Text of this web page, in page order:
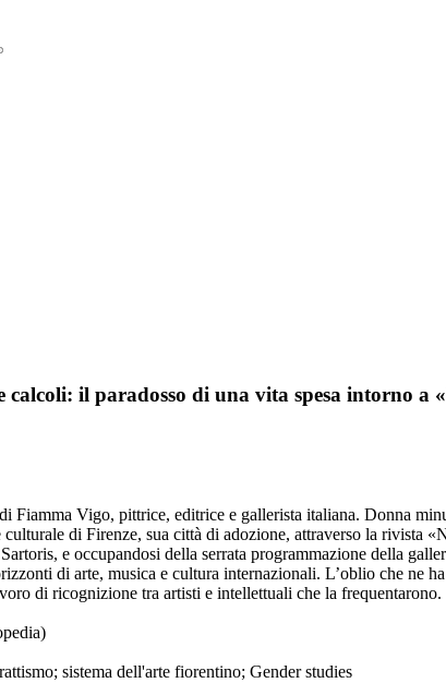
calcoli: il paradosso di una vita spesa intorno a
Fiamma Vigo, pittrice, editrice e gallerista italiana. Donna
culturale di Firenze, sua città di adozione, attraverso la rivista
e occupandosi della serrata programmazione della
di arte, musica e cultura internazionali. L’oblio che ne
di ricognizione tra artisti e intellettuali che la frequentarono.
sistema dell'arte fiorentino; Gender studies